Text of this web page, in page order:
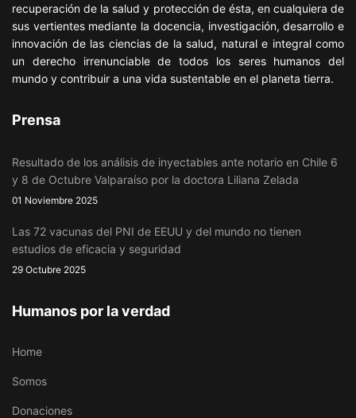
recuperación de la salud y protección de ésta, en cualquiera de
sus vertientes mediante la docencia, investigación, desarrollo e
innovación de las ciencias de la salud, natural e integral como
un derecho irrenunciable de todos los seres humanos del
mundo y contribuir a una vida sustentable en el planeta tierra.
Prensa
Resultado de los análisis de inyectables ante notario en Chile 6
y 8 de Octubre Valparaíso por la doctora Liliana Zelada
01 Noviembre 2025
Las 72 vacunas del PNI de EEUU y del mundo no tienen
estudios de eficacia y seguridad
29 Octubre 2025
Humanos por la verdad
Home
Somos
Donaciones